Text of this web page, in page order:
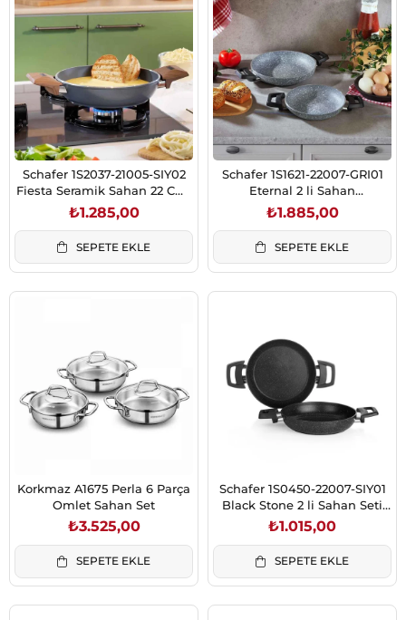
Schafer 1S2037-21005-SIY02
Fiesta Seramik Sahan 22 Cm-
1 Parça-Siyah
₺1.285,00
SEPETE EKLE
Schafer 1S1621-22007-GRI01
Eternal 2 li Sahan
18Cm+22Cm-Gri
₺1.885,00
SEPETE EKLE
Korkmaz A1675 Perla 6 Parça
Omlet Sahan Set
₺3.525,00
SEPETE EKLE
Schafer 1S0450-22007-SIY01
Black Stone 2 li Sahan Seti
18+22 Cm-Siyah
₺1.015,00
SEPETE EKLE